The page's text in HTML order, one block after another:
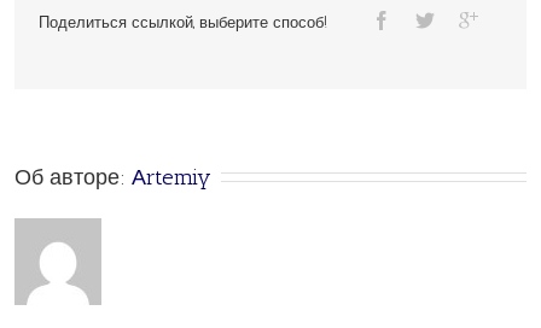
Поделиться ссылкой, выберите способ!
Об авторе: Аrtemiy